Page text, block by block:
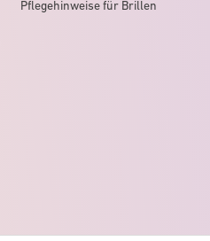
Pflegehinweise für Brillen